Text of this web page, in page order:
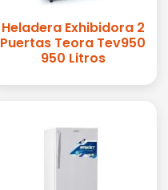
Heladera Exhibidora 2
Puertas Teora Tev950
950 Litros